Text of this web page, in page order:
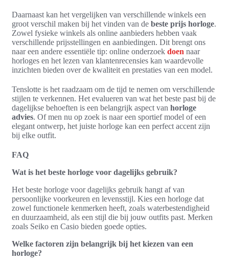
Daarnaast kan het vergelijken van verschillende winkels een
groot verschil maken bij het vinden van de beste prijs horloge.
Zowel fysieke winkels als online aanbieders hebben vaak
verschillende prijsstellingen en aanbiedingen. Dit brengt ons
naar een andere essentiële tip: online onderzoek doen naar
horloges en het lezen van klantenrecensies kan waardevolle
inzichten bieden over de kwaliteit en prestaties van een model.
Tenslotte is het raadzaam om de tijd te nemen om verschillende
stijlen te verkennen. Het evalueren van wat het beste past bij de
dagelijkse behoeften is een belangrijk aspect van horloge
advies. Of men nu op zoek is naar een sportief model of een
elegant ontwerp, het juiste horloge kan een perfect accent zijn
bij elke outfit.
FAQ
Wat is het beste horloge voor dagelijks gebruik?
Het beste horloge voor dagelijks gebruik hangt af van
persoonlijke voorkeuren en levensstijl. Kies een horloge dat
zowel functionele kenmerken heeft, zoals waterbestendigheid
en duurzaamheid, als een stijl die bij jouw outfits past. Merken
zoals Seiko en Casio bieden goede opties.
Welke factoren zijn belangrijk bij het kiezen van een
horloge?